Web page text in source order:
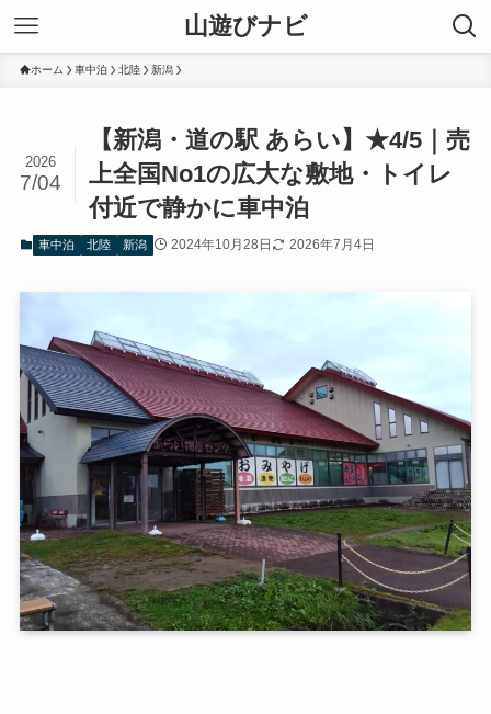
山遊びナビ
ホーム 車中泊 北陸 新潟
【新潟・道の駅 あらい】★4/5｜売
上全国No1の広大な敷地・トイレ
付近で静かに車中泊
2026
7/04
車中泊 北陸 新潟 2024年10月28日 2026年7月4日